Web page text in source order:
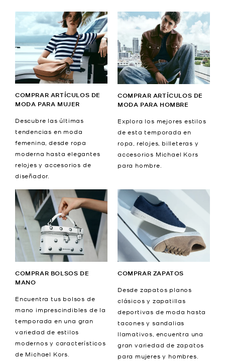
COMPRAR ARTÍCULOS DE
MODA PARA MUJER
Descubre las últimas
tendencias en moda
femenina, desde ropa
moderna hasta elegantes
relojes y accesorios de
diseñador.
COMPRAR ARTÍCULOS DE
MODA PARA HOMBRE
Explora los mejores estilos
de esta temporada en
ropa, relojes, billeteras y
accesorios Michael Kors
para hombre.
COMPRAR BOLSOS DE
MANO
Encuentra tus bolsos de
mano imprescindibles de la
temporada en una gran
variedad de estilos
modernos y característicos
de Michael Kors.
COMPRAR ZAPATOS
Desde zapatos planos
clásicos y zapatillas
deportivas de moda hasta
tacones y sandalias
llamativos, encuentra una
gran variedad de zapatos
para mujeres y hombres.